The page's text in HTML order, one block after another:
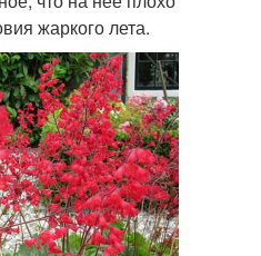
жаркого лета.